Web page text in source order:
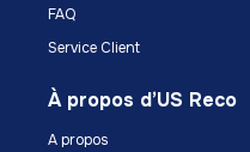
FAQ
Service Client
À propos d’US Reco
A propos